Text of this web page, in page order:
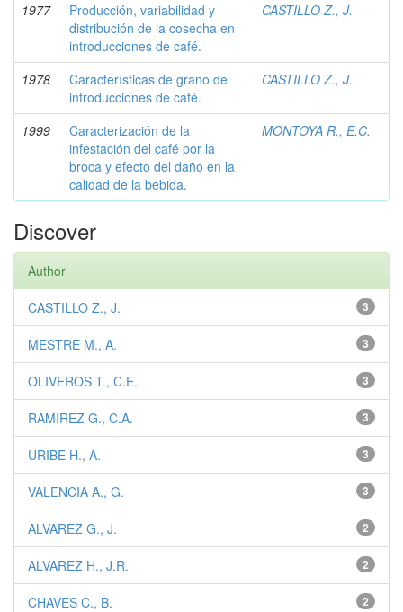
1977
Producción, variabilidad y
distribución de la cosecha en
introducciones de café.
CASTILLO Z., J.
1978
Características de grano de
introducciones de café.
CASTILLO Z., J.
1999
Caracterización de la
infestación del café por la
broca y efecto del daño en la
calidad de la bebida.
MONTOYA R., E.C.
Discover
Author
3
CASTILLO Z., J.
3
MESTRE M., A.
3
OLIVEROS T., C.E.
3
RAMIREZ G., C.A.
3
URIBE H., A.
3
VALENCIA A., G.
2
ALVAREZ G., J.
2
ALVAREZ H., J.R.
2
CHAVES C., B.